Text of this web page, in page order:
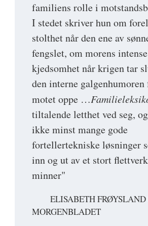
familiens rolle i
I stedet skriver hun om
stolthet når den ene av
fengslet, om morens intense
kjedsomhet når krigen tar
den interne
motet oppe …
tiltalende letthet ved seg,
ikke minst mange gode
fortellertekniske løsninger
inn og ut av et stort
minner"
ELISABETH FRØYSLAND
MORGENBLADET